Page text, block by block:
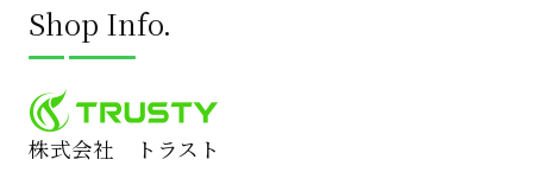
Shop Info.
株式会社 トラスト